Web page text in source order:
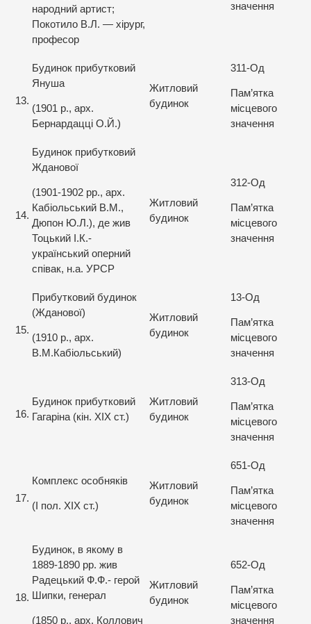
народний артист;
Покотило В.Л. — хірург,
професор
значення
13.
Будинок прибутковий
Януша
(1901 р., арх.
Бернардацці О.Й.)
Житловий
будинок
311-Од
Пам’ятка
місцевого
значення
14.
Будинок прибутковий
Жданової
(1901-1902 рр., арх.
Кабіольський В.М.,
Дюпон Ю.Л.), де жив
Тоцький І.К.-
український оперний
співак, н.а. УРСР
Житловий
будинок
312-Од
Пам’ятка
місцевого
значення
15.
Прибутковий будинок
(Жданової)
(1910 р., арх.
В.М.Кабіольський)
Житловий
будинок
13-Од
Пам’ятка
місцевого
значення
16.
Будинок прибутковий
Гагаріна (кін. XIX ст.)
Житловий
будинок
313-Од
Пам’ятка
місцевого
значення
17.
Комплекс особняків
(I пол. XIX ст.)
Житловий
будинок
651-Од
Пам’ятка
місцевого
значення
18.
Будинок, в якому в
1889-1890 рр. жив
Радецький Ф.Ф.- герой
Шипки, генерал
(1850 р., арх. Коллович
Житловий
будинок
652-Од
Пам’ятка
місцевого
значення